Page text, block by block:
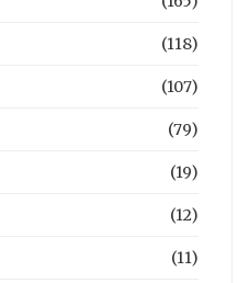
(118)
(107)
(79)
(19)
(12)
(11)